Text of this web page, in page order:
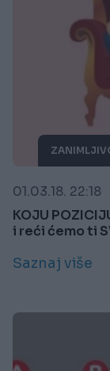
01.03.18. 22:18
KOJU
i reći ćemo ti
Saznaj više